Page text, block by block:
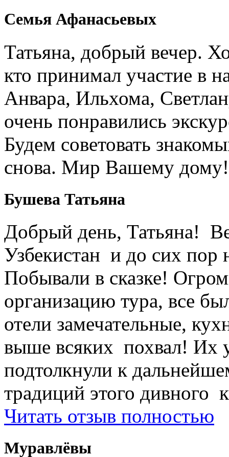
Семья Афанасьевых
Татьяна, добрый вечер.
кто принимал участие в
Анвара, Ильхома,
очень понравились
Будем советовать
снова. Мир Вашему дому!
Бушева Татьяна
Добрый день, Татьяна!
Узбекистан и до сих пор
Побывали в сказке!
организацию тура, все
отели замечательные,
выше всяких похвал! Их
подтолкнули к
традиций этого дивного
Читать отзыв полностью
Муравлёвы